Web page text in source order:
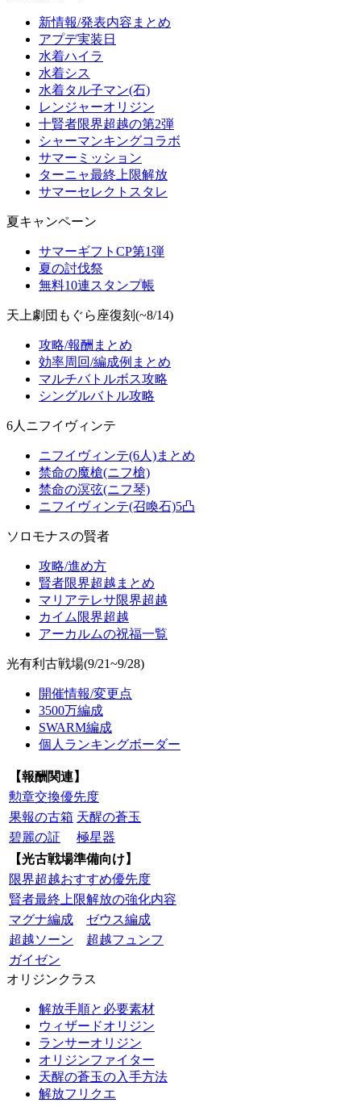
新情報/発表内容まとめ
アプデ実装日
水着ハイラ
水着シス
水着タル子マン(石)
レンジャーオリジン
十賢者限界超越の第2弾
シャーマンキングコラボ
サマーミッション
ターニャ最終上限解放
サマーセレクトスタレ
夏キャンペーン
サマーギフトCP第1弾
夏の討伐祭
無料10連スタンプ帳
天上劇団もぐら座復刻(~8/14)
攻略/報酬まとめ
効率周回/編成例まとめ
マルチバトルボス攻略
シングルバトル攻略
6人ニフイヴィンテ
ニフイヴィンテ(6人)まとめ
禁命の魔槍(ニフ槍)
禁命の溟弦(ニフ琴)
ニフイヴィンテ(召喚石)5凸
ソロモナスの賢者
攻略/進め方
賢者限界超越まとめ
マリアテレサ限界超越
カイム限界超越
アーカルムの祝福一覧
光有利古戦場(9/21~9/28)
開催情報/変更点
3500万編成
SWARM編成
個人ランキングボーダー
【報酬関連】
勲章交換優先度
果報の古箱 天醒の蒼玉
碧麗の証
極星器
【光古戦場準備向け】
限界超越おすすめ優先度
賢者最終上限解放の強化内容
マグナ編成
ゼウス編成
超越ソーン
超越フュンフ
ガイゼン
オリジンクラス
解放手順と必要素材
ウィザードオリジン
ランサーオリジン
オリジンファイター
天醒の蒼玉の入手方法
解放フリクエ